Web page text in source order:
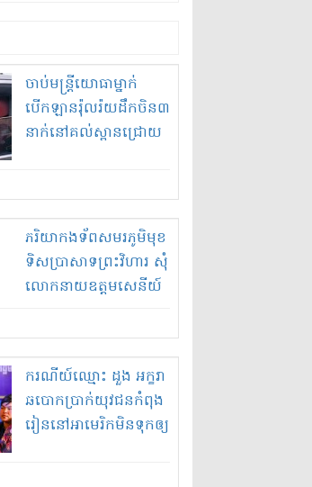
ចាប់​មន្ត្រី​យោធា​ម្នាក់​
បើកឡាន​រ៉ុល​រ៉​យ​ដឹក​ចិន​៣​
នាក់​នៅ​គល់ស្ពាន​ជ្រោយ
ភរិយា​កងទ័ព​សមរភូមិ​មុខ​
ទិស​ប្រាសាទព្រះវិហារ សុំ​
លោកនាយ​ឧ​ត្ត​ម​សេនីយ៍
នាយឧ​ត្ត​ម​សេនីយ៍ ហ៊ុន
ម៉ា​ណែ​ត បង្ក្រាប​បំបិទ​
ទីតាំង​បន បន​ល្បែង
ស៊ីសង​ផស់​ឧ​ត្ត​ម​សេនីយ៍
ឌួង ពេ​ជ្យ​មេបញ្ជាការរង​
ករណី​យ៍​ឈ្មោះ ដួង អក្ខរា
ឆបោក​ប្រាក់​យុវជន​កំពុង​
រៀន​នៅ​អាមេរិក​មិន​ទុក​ឲ្យ​